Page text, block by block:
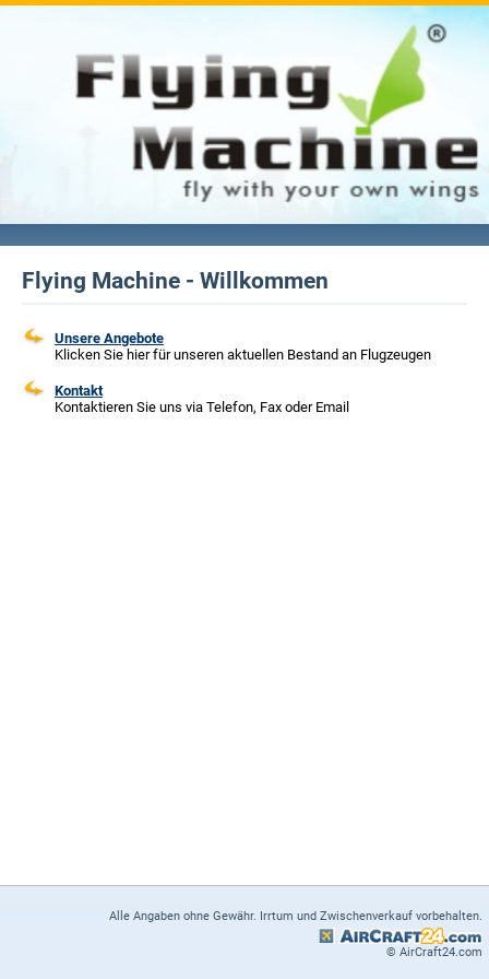
Flying Machine - Willkommen
Unsere Angebote
Klicken Sie hier für unseren aktuellen Bestand an Flugzeugen
Kontakt
Kontaktieren Sie uns via Telefon, Fax oder Email
Alle Angaben ohne Gewähr. Irrtum und Zwischenverkauf vorbehalten.
© AirCraft24.com